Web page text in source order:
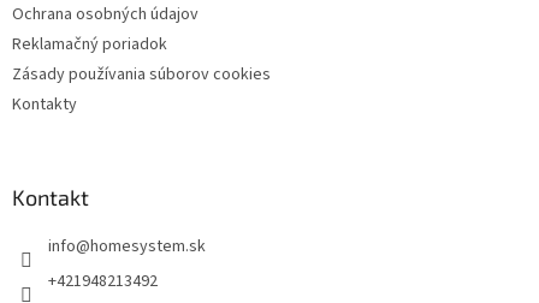
Ochrana osobných údajov
Reklamačný poriadok
Zásady používania súborov cookies
Kontakty
Kontakt
info@homesystem.sk
+421948213492